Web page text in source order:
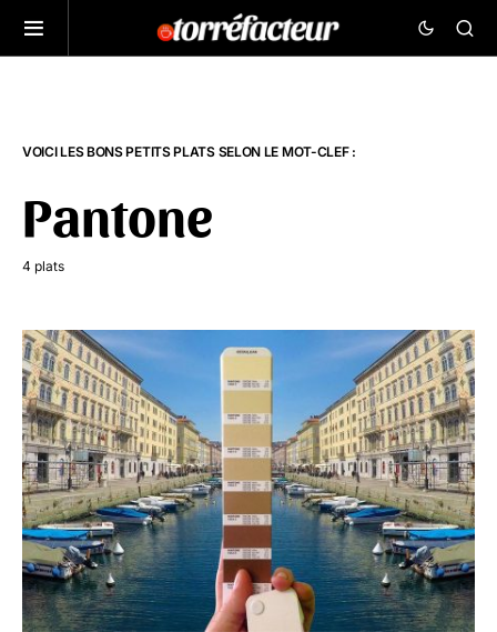
VOICI LES BONS PETITS PLATS SELON LE MOT-CLEF :
Pantone
4 plats